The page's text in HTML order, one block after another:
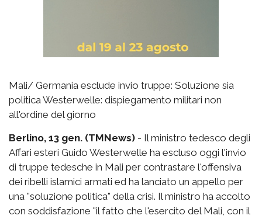
Mali/ Germania esclude invio truppe: Soluzione sia
politica Westerwelle: dispiegamento militari non
all'ordine del giorno
Berlino, 13 gen. (TMNews) - Il ministro tedesco degli
Affari esteri Guido Westerwelle ha escluso oggi l'invio
di truppe tedesche in Mali per contrastare l'offensiva
dei ribelli islamici armati ed ha lanciato un appello per
una "soluzione politica" della crisi. Il ministro ha accolto
con soddisfazione "il fatto che l'esercito del Mali, con il